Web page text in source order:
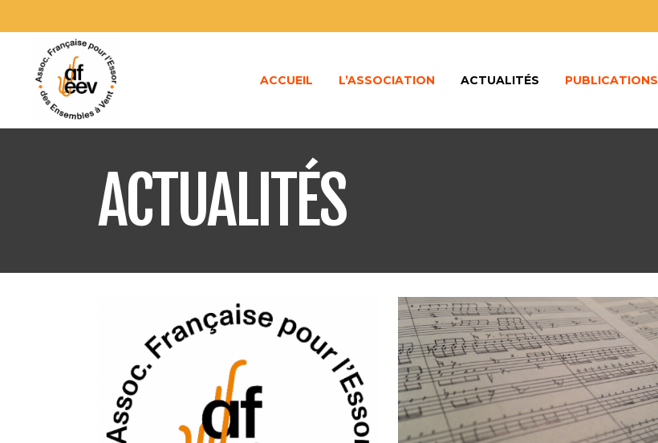
ACCUEIL L’ASSOCIATION ACTUALITÉS PUBLICATIONS
ACTUALITÉS